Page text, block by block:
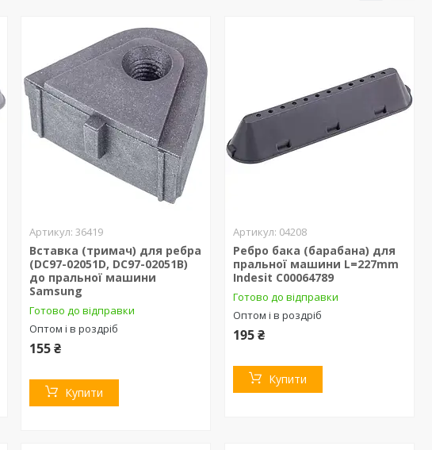
36419
Вставка (тримач) для ребра
(DC97-02051D, DC97-02051B)
до пральної машини
Samsung
Готово до відправки
Оптом і в роздріб
155 ₴
Купити
04208
Ребро бака (барабана) для
пральної машини L=227mm
Indesit C00064789
Готово до відправки
Оптом і в роздріб
195 ₴
Купити